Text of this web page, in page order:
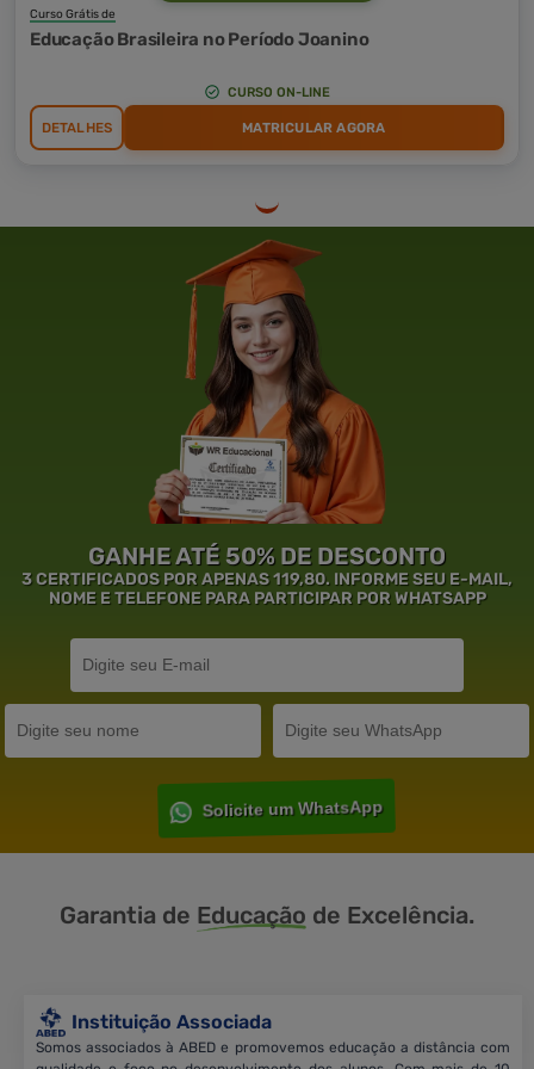
Curso Grátis de
Educação Brasileira no Período Joanino
CURSO ON-LINE
DETALHES MATRICULAR AGORA
GANHE ATÉ 50% DE DESCONTO
3 CERTIFICADOS POR APENAS 119,80. INFORME SEU E-MAIL,
NOME E TELEFONE PARA PARTICIPAR POR WHATSAPP
Solicite um WhatsApp
Garantia de Educação de Excelência.
Instituição Associada
Somos associados à ABED e promovemos educação a distância com